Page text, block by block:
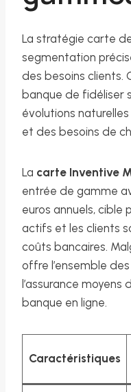
La stratégie carte de
segmentation
des besoins clients.
banque de fidéliser
évolutions naturelles
et des besoins de
La carte Inventive
entrée de gamme
euros annuels, cible
actifs et les clients
coûts bancaires.
offre l’ensemble
l’assurance
banque en ligne.
Caractéristiques